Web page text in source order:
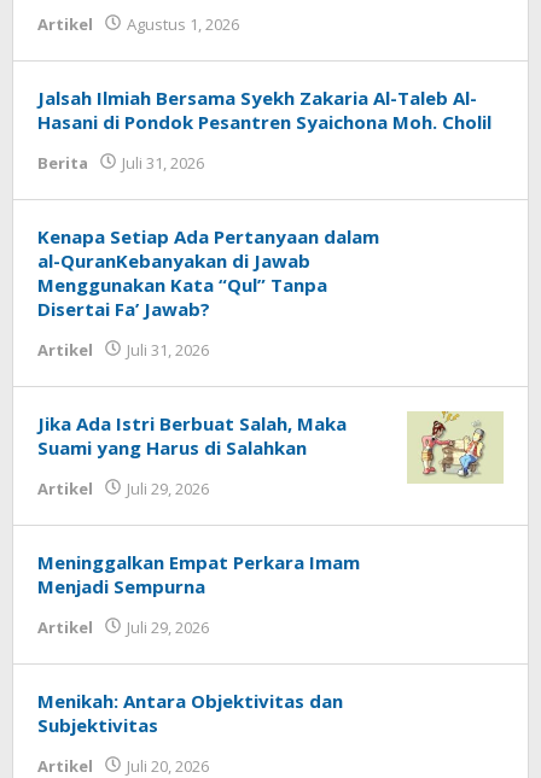
Artikel Agustus 1, 2026
Jalsah Ilmiah Bersama Syekh Zakaria Al-Taleb Al-
Hasani di Pondok Pesantren Syaichona Moh. Cholil
Berita Juli 31, 2026
Kenapa Setiap Ada Pertanyaan dalam
al-QuranKebanyakan di Jawab
Menggunakan Kata “Qul” Tanpa
Disertai Fa’ Jawab?
Artikel Juli 31, 2026
Jika Ada Istri Berbuat Salah, Maka
Suami yang Harus di Salahkan
Artikel Juli 29, 2026
Meninggalkan Empat Perkara Imam
Menjadi Sempurna
Artikel Juli 29, 2026
Menikah: Antara Objektivitas dan
Subjektivitas
Artikel Juli 20, 2026